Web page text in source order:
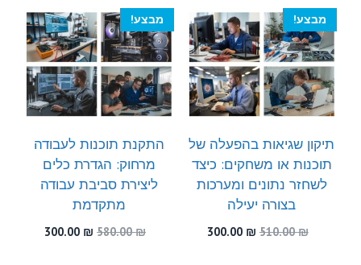
530.00 ₪.
300.00 ₪.
600.00 ₪.
300.00 ₪.
מבצע!
תיקון שגיאות בהפעלה של
תוכנות או משחקים: כיצד
לשחזר נתונים ומערכות
בצורה יעילה
510.00₪
המחיר
300.00 ₪
מבצע!
התקנת תוכנות לעבודה
מרחוק: הגדרת כלים
ליצירת סביבת עבודה
מתקדמת
580.00₪
המחיר
300.00 ₪
המחיר